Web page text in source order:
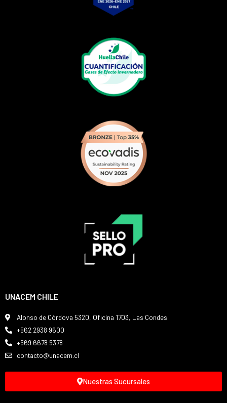
UNACEM CHILE
Alonso de Córdova 5320, Oficina 1703, Las Condes
+562 2938 9600
+569 6678 5378
contacto@unacem.cl
Nuestras Sucursales